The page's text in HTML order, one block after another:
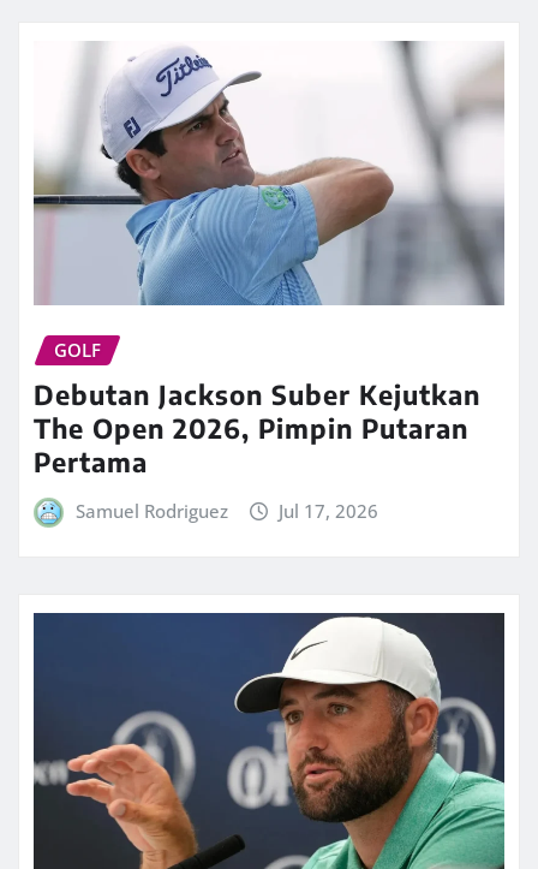
GOLF
Debutan Jackson Suber Kejutkan
The Open 2026, Pimpin Putaran
Pertama
Samuel Rodriguez Jul 17, 2026